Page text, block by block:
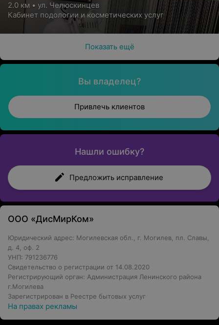
2.0 км • ул. Челюскинцев
Кабинет подологии и косметических услуг
Показать ещё
Вы владелец?
Привлечь клиентов
Нашли ошибку?
Предложить исправление
ООО «ДисМирКом»
Юридический адрес: Могилевская обл., г. Могилев, пл. Славы,
д. 4, оф. 2
УНП: 791236776
Свидетельство о регистрации от 14.08.2020
Регистрирующий орган: Администрация Ленинского района
г.Могилева
Зарегистрирован в Реестре бытовых услуг
На правах рекламы